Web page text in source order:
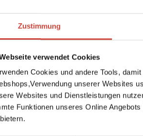
Zustimmung
verwendet Cookies
Cookies und andere Tools,
unserer Websites
Websites und Dienstleistungen
Funktionen unseres Online
nur noch Silber-Metallic
das Wort Dichter unter
zusammen? Warum wird
größte Dichter aller Zeiten,
Wo liegt die
Und was hat es
der Vernunft« auf sich? In
Komisches neben
neben Albernem,
Ein
überraschendes